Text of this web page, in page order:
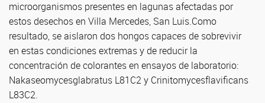
microorganismos presentes en lagunas afectadas por
estos desechos en Villa Mercedes, San Luis.Como
resultado, se aislaron dos hongos capaces de sobrevivir
en estas condiciones extremas y de reducir la
concentración de colorantes en ensayos de laboratorio:
Nakaseomycesglabratus L81C2 y Crinitomycesflavificans
L83C2.